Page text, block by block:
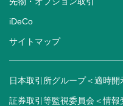
iDeCo
サイトマップ
日本取引所グループ＜適時開
証券取引等監視委員会＜情報